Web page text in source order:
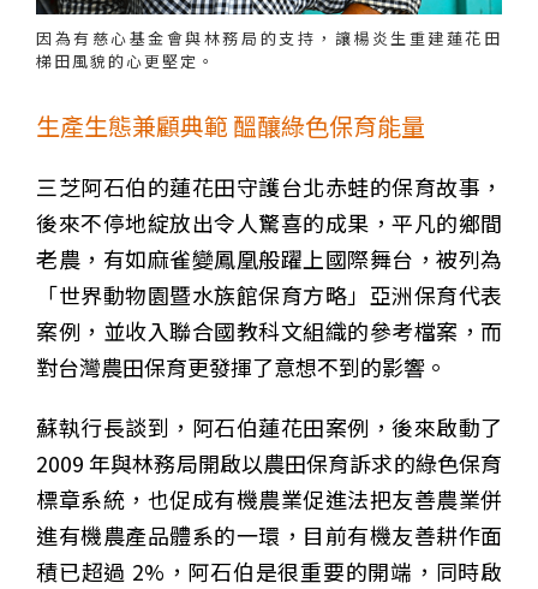
因為有慈心基金會與林務局的支持，讓楊炎生重建蓮花田
梯田風貌的心更堅定。
生產生態兼顧典範 醞釀綠色保育能量
三芝阿石伯的蓮花田守護台北赤蛙的保育故事，
後來不停地綻放出令人驚喜的成果，平凡的鄉間
老農，有如麻雀變鳳凰般躍上國際舞台，被列為
「世界動物園暨水族館保育方略」亞洲保育代表
案例，並收入聯合國教科文組織的參考檔案，而
對台灣農田保育更發揮了意想不到的影響。
蘇執行長談到，阿石伯蓮花田案例，後來啟動了
2009 年與林務局開啟以農田保育訴求的綠色保育
標章系統，也促成有機農業促進法把友善農業併
進有機農產品體系的一環，目前有機友善耕作面
積已超過 2%，阿石伯是很重要的開端，同時啟